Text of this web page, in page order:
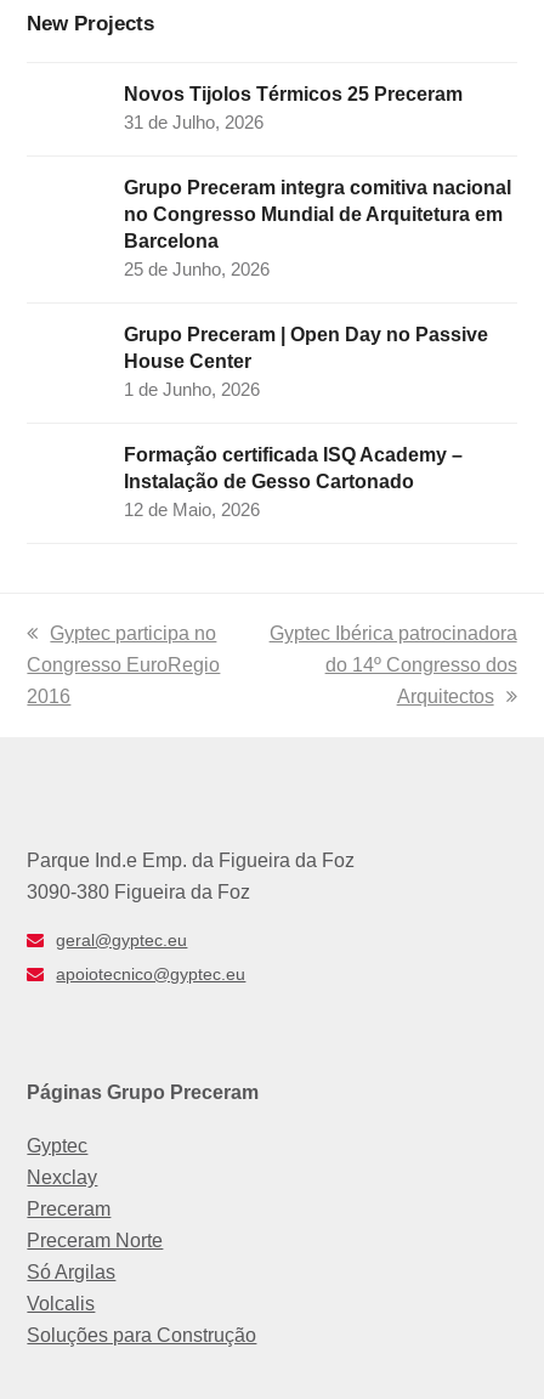
m
New Projects
Novos Tijolos Térmicos 25 Preceram
31 de Julho, 2026
Grupo Preceram integra comitiva nacional
no Congresso Mundial de Arquitetura em
Barcelona
25 de Junho, 2026
Grupo Preceram | Open Day no Passive
House Center
1 de Junho, 2026
Formação certificada ISQ Academy –
Instalação de Gesso Cartonado
12 de Maio, 2026
previous
post:
Gyptec participa no
Congresso EuroRegio
2016
next
Gyptec Ibérica patrocinadora
do 14º Congresso dos
Arquitectos
Parque Ind.e Emp. da Figueira da Foz
3090-380 Figueira da Foz
geral@gyptec.eu
apoiotecnico@gyptec.eu
Páginas Grupo Preceram
Gyptec
Nexclay
Preceram
Preceram Norte
Só Argilas
Volcalis
Soluções para Construção